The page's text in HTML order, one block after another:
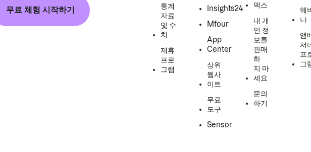
무료 체험 시작하기
통계
자료
및 수
치
제휴
프로
그램
Insights24
Mfour
App
Center
상위
웹사
이트
무료
도구
Sensor
덱스
내 개
인 정
보를
판매
하
지 마
세요
문의
하기
웨
나
앰
서
프
그